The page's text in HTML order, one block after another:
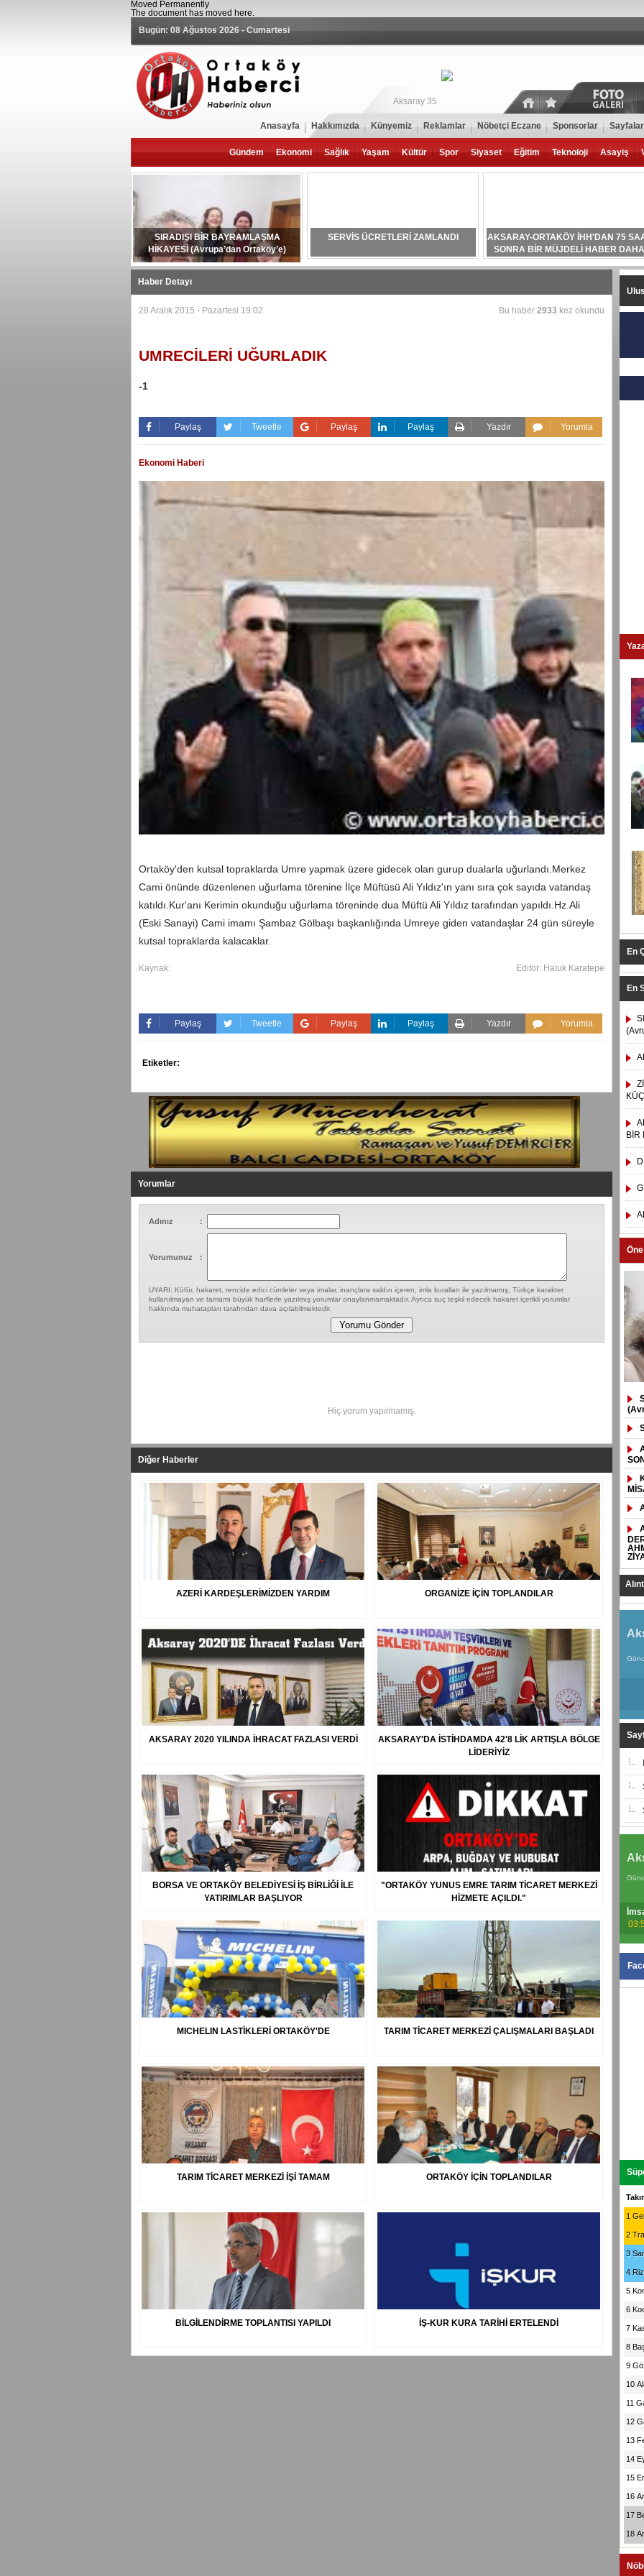
Moved Permanently
The document has moved here.
Bugün: 08 Ağustos 2026 - Cumartesi
Aksaray 35
Anasayfa Hakkımızda Künyemiz Reklamlar Nöbetçi Eczane Sponsorlar Sayfalar
Gündem Ekonomi Sağlık Yaşam Kültür Spor Siyaset Eğitim Teknoloji Asayiş
SIRADIŞI BİR BAYRAMLAŞMA
HİKAYESİ (Avrupa’dan Ortaköy’e)
SERVİS ÜCRETLERİ ZAMLANDI
AKSARAY-ORTAKÖY İHH'DAN 75
SONRA BİR MÜJDELİ HABER DAHA
Haber Detayı
28 Aralık 2015 - Pazartesi 19:02 Bu haber 2933 kez okundu
UMRECİLERİ UĞURLADIK
-1
Paylaş Tweetle Paylaş Paylaş Yazdır Yorumla
Ekonomi Haberi
Ortaköy'den kutsal topraklarda Umre yapmak üzere gidecek olan gurup dualarla uğurlandı.Merkez
Cami önünde düzenlenen uğurlama törenine İlçe Müftüsü Ali Yıldız'ın yanı sıra çok sayıda vatandaş
katıldı.Kur'anı Kerimin okunduğu uğurlama töreninde dua Müftü Ali Yıldız tarafından yapıldı.Hz.Ali
(Eski Sanayi) Cami imamı Şambaz Gölbaşı başkanlığında Umreye giden vatandaşlar 24 gün süreyle
kutsal topraklarda kalacaklar.
Kaynak: Editör: Haluk Karatepe
Paylaş Tweetle Paylaş Paylaş Yazdır Yorumla
Etiketler:
Yorumlar
Adınız :
Yorumunuz :
UYARI: Küfür, hakaret, rencide edici cümleler veya imalar, inançlara saldırı içeren, imla kuralları ile yazılmamış, Türkçe karakter
kullanılmayan ve tamamı büyük harflerle yazılmış yorumlar onaylanmamaktadır. Ayrıca suç teşkil edecek hakaret içerikli yorumlar
hakkında muhatapları tarafından dava açılabilmektedir.
Hiç yorum yapılmamış.
Diğer Haberler
AZERİ KARDEŞLERİMİZDEN YARDIM ORGANİZE İÇİN TOPLANDILAR
AKSARAY 2020 YILINDA İHRACAT FAZLASI VERDİ
AKSARAY'DA İSTİHDAMDA 42'8 LİK ARTIŞLA BÖLGE
LİDERİYİZ
BORSA VE ORTAKÖY BELEDİYESİ İŞ BİRLİĞİ İLE
YATIRIMLAR BAŞLIYOR
"ORTAKÖY YUNUS EMRE TARIM TİCARET MERKEZİ
HİZMETE AÇILDI."
MICHELIN LASTİKLERİ ORTAKÖY'DE TARIM TİCARET MERKEZİ ÇALIŞMALARI BAŞLADI
TARIM TİCARET MERKEZİ İŞİ TAMAM ORTAKÖY İÇİN TOPLANDILAR
BİLGİLENDİRME TOPLANTISI YAPILDI İŞ-KUR KURA TARİHİ ERTELENDİ
En
En
BİR
1
2
3
4
5
6
7
8
9
10
11
12
13
14
15
16
17
18